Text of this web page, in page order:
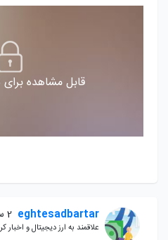
قابل مشاهده برای
eghtesadbartar 2 سال پیش
علاقمند به ارز دیجیتال و اخبار